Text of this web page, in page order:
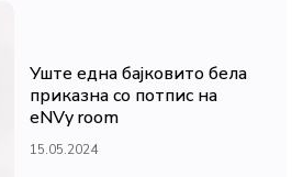
Уште една бајковито бела
приказна со потпис на
eNVy room
15.05.2024